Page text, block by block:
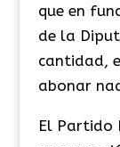
que en
de la
cantidad,
abonar
El Partido